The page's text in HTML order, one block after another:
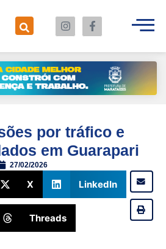
por tráfico e
em Guarapari
27/02/2026
X LinkedIn
Threads